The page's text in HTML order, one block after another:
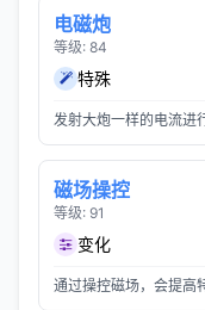
电磁炮
等级: 84
特殊
发射大炮一样的电流进
磁场操控
等级: 91
变化
通过操控磁场，会提高